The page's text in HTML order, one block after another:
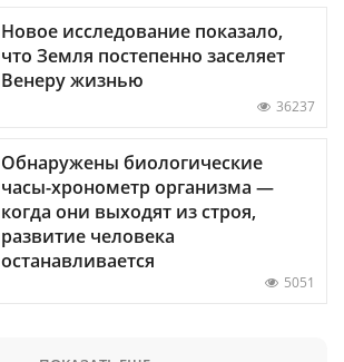
Новое исследование показало,
что Земля постепенно заселяет
Венеру жизнью
36237
Обнаружены биологические
часы-хронометр организма —
когда они выходят из строя,
развитие человека
останавливается
5051